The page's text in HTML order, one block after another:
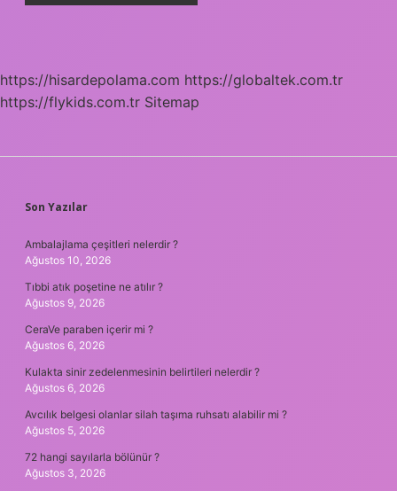
https://hisardepolama.com https://globaltek.com.tr
https://flykids.com.tr Sitemap
SIDEBAR
Son Yazılar
Ambalajlama çeşitleri nelerdir ?
Ağustos 10, 2026
Tıbbi atık poşetine ne atılır ?
Ağustos 9, 2026
CeraVe paraben içerir mi ?
Ağustos 6, 2026
Kulakta sinir zedelenmesinin belirtileri nelerdir ?
Ağustos 6, 2026
Avcılık belgesi olanlar silah taşıma ruhsatı alabilir mi ?
Ağustos 5, 2026
72 hangi sayılarla bölünür ?
Ağustos 3, 2026